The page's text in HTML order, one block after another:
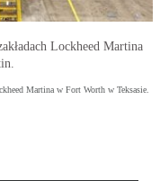
Lockheed Martina
Martina w Fort Worth w Teksasie.